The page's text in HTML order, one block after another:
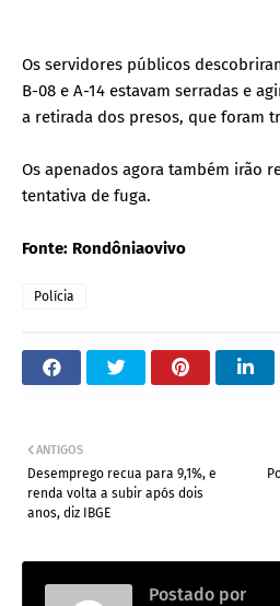
Os servidores públicos
B-08 e A-14 estavam serradas e
a retirada dos presos, que foram
Os apenados agora também irão
tentativa de fuga.
Fonte: Rondôniaovivo
Polícia
ANTIGOS
Desemprego recua para 9,1%, e
renda volta a subir após dois
anos, diz IBGE
Postado por